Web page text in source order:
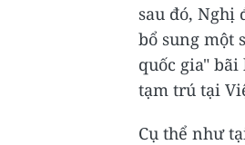
sau đó, Nghị
bổ sung một
quốc gia"
tạm trú tại
Cụ thể như